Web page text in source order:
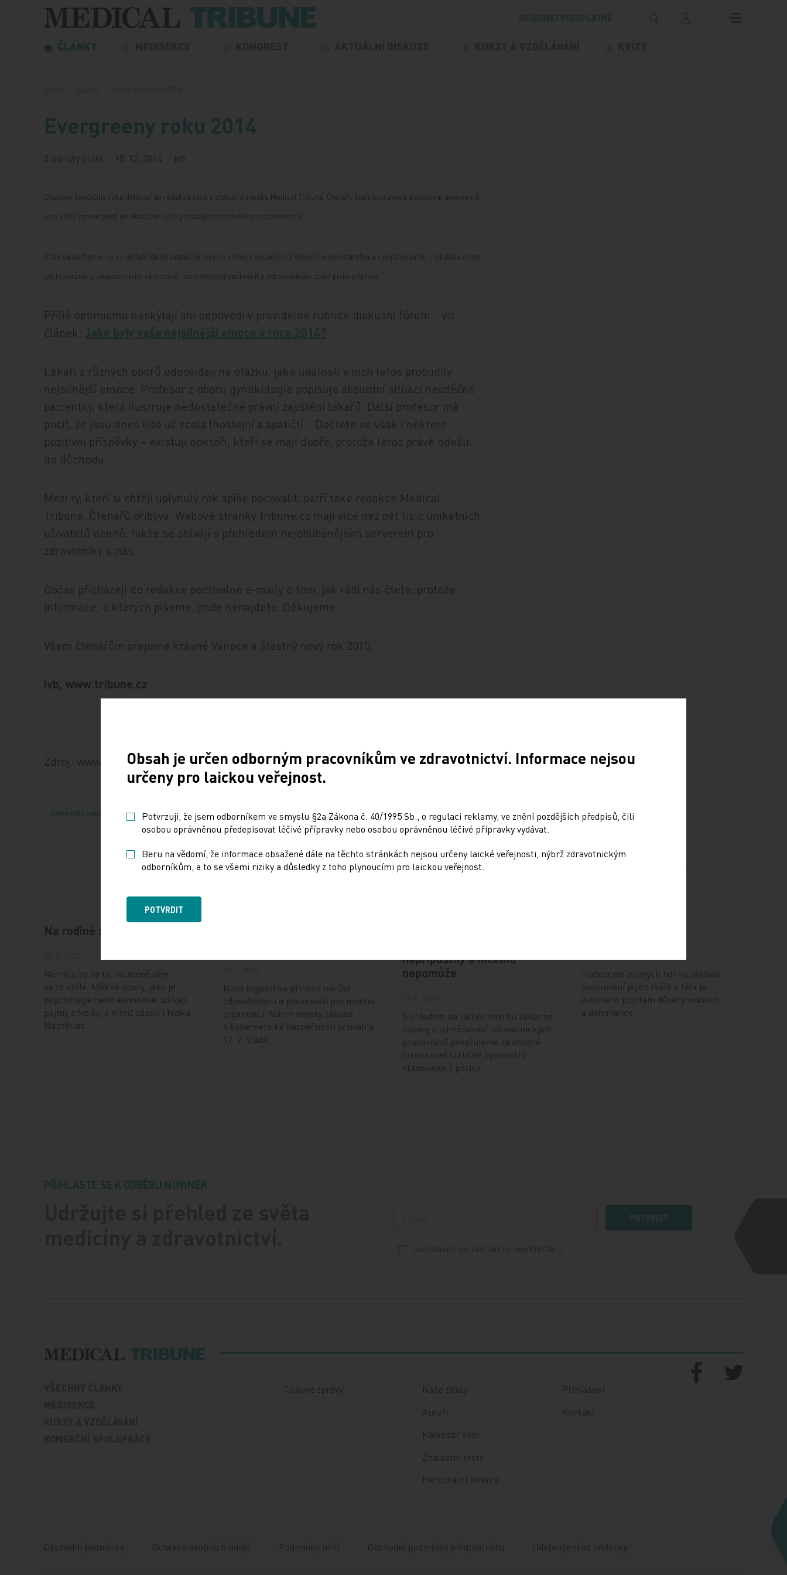
Přeskočit na obsah
OBJEDNAT PŘEDPLATNÉ
ČLÁNKY
Evergreeny roku 2014
2 minuty čtení 18. 12. 2014 ivb
Dozvuky končícího roku doléhají do redakce také z diskusí na webu Medical Tribune. Čtenáři, kteří jsou zvyklí diskutovat anonymně,
se s větší vervou pustí do skutečné kritiky stávajících poměrů ve zdravotnictví.
A tak se dočteme, co si někteří lékaři skutečně myslí o slibech vysokých úředníků na ministerstvu a v pojišťovnách: „Pohádka o tom,
jak loupežník s loupežnictvím skoncoval, zdravotnictví zachránil a zdravotníkům zlaté písky připravil.“
Příliš optimismu neskýtají ani odpovědi v pravidelné rubrice diskusní fórum - viz
článek: Jaké byly vaše nejsilnější emoce v roce 2014?
Lékaři z různých oborů odpovídají na otázku, jaké události v nich letos probudily
nejsilnější emoce. Profesor z oboru gynekologie popisuje absurdní situaci nevděčné
pacientky, která ilustruje nedostatečné právní zajištění lékařů. Další profesor má
pocit, že jsou dnes lidé už zcela lhostejní a apatičtí… Dočtete se však i některé
pozitivní příspěvky – existují doktoři, kteří se mají dobře, protože letos právě odešli
do důchodu.
Mezi ty, kteří si chtějí uplynulý rok spíše pochválit, patří také redakce Medical
Tribune. Čtenářů přibývá. Webové stránky tribune.cz mají více než pět tisíc unikátních
uživatelů denně, takže se stávají s přehledem nejoblíbenějším serverem pro
zdravotníky u nás.
Občas přicházejí do redakce pochvalné e‑maily o tom, jak rádi nás čtete, protože
informace, o kterých píšeme, jinde nenajdete. Děkujeme.
Všem čtenářům přejeme krásné Vánoce a šťastný nový rok 2015.
ivb, www.tribune.cz
Zdroj: www.tribune.cz
KOMENTÁŘE A NÁZORY Sdílejte článek
Na rodině stále záleží
Nemělo by se to, nicméně děje
se to stále. Měkké obory, jako je
psychologie nebo ekonomie, užívají
pojmy z fyziky, s nimiž zápolí i fyzika.
Například…
Nová legislativa přinese nárůst
odpovědnosti a povinností pro mnoho
organizací. Návrh novely zákona
o kybernetické bezpečnosti schválila
17. 7. vláda…
nepřípustný a ničemu
nepomůže
S ohledem na záměr návrhu zákonné
úpravy o odměňování zdravotnických
pracovníků považujeme za vhodné
formulovat stručné oponentní
stanovisko z pozice…
Hodnocení druhých lidí na základě
pozorování jejich tváře a těla je
ovlivněno pocitem důvěryhodnosti
a dominance.
PŘIHLASTE SE K ODBĚRU NOVINEK.
POTVRDIT
Tiskové zprávy
Naše tituly
Autoři
Kalendář akcí
Znalostní testy
Personální inzerce
Přihlášení
Kontakt
Obchodní podmínky Ochrana osobních údajů Podmínky užití Obchodní podmínky předplatného Odstoupení od smlouvy
Obsah je určen odborným pracovníkům ve zdravotnictví. Informace nejsou
určeny pro laickou veřejnost.
Potvrzuji, že jsem odborníkem ve smyslu §2a Zákona č. 40/1995 Sb., o regulaci reklamy, ve znění pozdějších předpisů, čili
osobou oprávněnou předepisovat léčivé přípravky nebo osobou oprávněnou léčivé přípravky vydávat.
Beru na vědomí, že informace obsažené dále na těchto stránkách nejsou určeny laické veřejnosti, nýbrž zdravotnickým
odborníkům, a to se všemi riziky a důsledky z toho plynoucími pro laickou veřejnost.
POTVRDIT